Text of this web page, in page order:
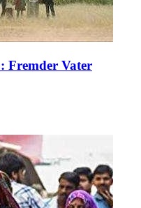
Fremder Vater